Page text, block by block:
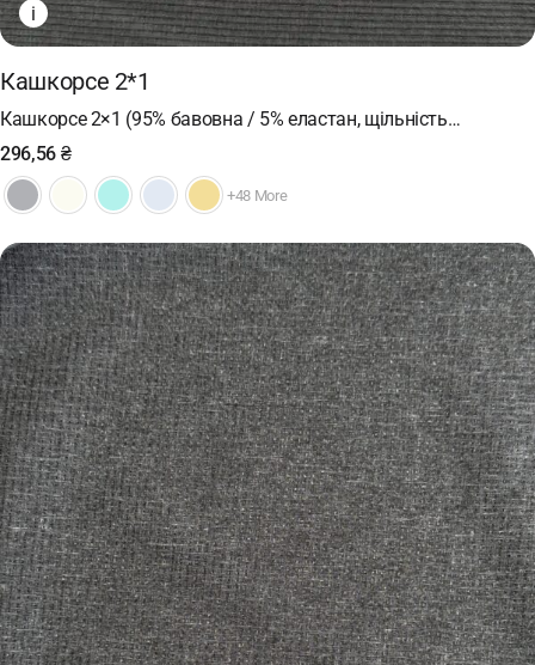
i
Кашкорсе 2*1
Кашкорсе 2×1 (95% бавовна / 5% еластан, щільність…
296,56 ₴
+48 More